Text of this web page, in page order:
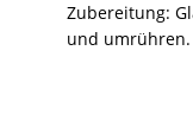
Zubereitung:
und